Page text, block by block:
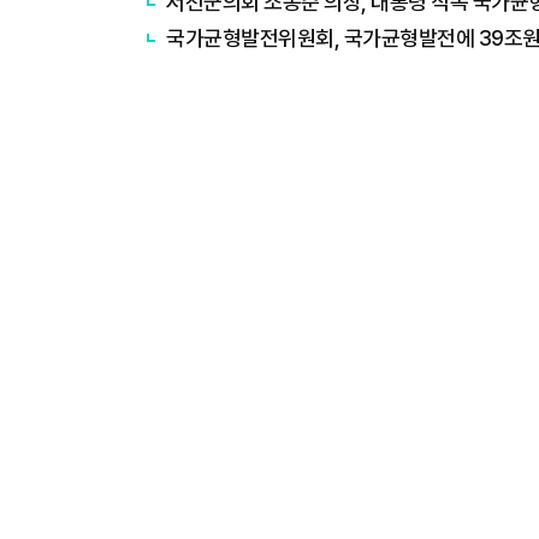
국가균형발전위원회, 국가균형발전에 39조